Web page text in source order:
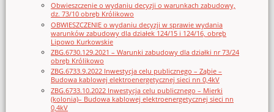
Obwieszczenie o wydaniu decyzji o warunkach zabudowy,
dz. 73/10 obręb Królikowo
OBWIESZCZENIE o wydaniu decyzji w sprawie wydania
warunków zabudowy dla działek 124/15 i 124/16, obręb
Lipowo Kurkowskie
ZBG.6730.129.2021 – Warunki zabudowy dla działki nr 73/24
obręb Królikowo
ZBG.6733.9.2022 Inwestycja celu publicznego – Ząbie –
Budowa kablowej elektroenergetycznej sieci nn 0,4kV
ZBG.6733.10.2022 Inwestycja celu publicznego – Mierki
(kolonia)– Budowa kablowej elektroenergetycznej sieci nn
0,4kV